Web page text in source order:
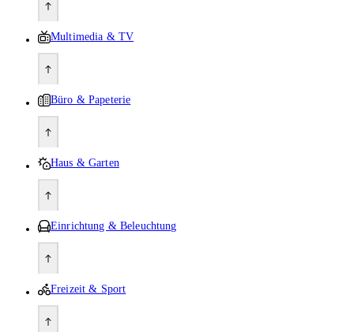
Multimedia & TV
Büro & Papeterie
Haus & Garten
Einrichtung & Beleuchtung
Freizeit & Sport